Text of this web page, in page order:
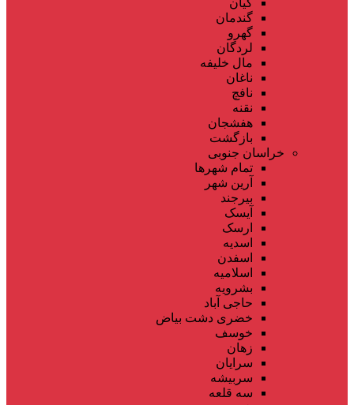
گندمان
گهرو
لردگان
مال خلیفه
ناغان
نافچ
نقنه
هفشجان
بازگشت
خراسان جنوبی
تمام شهر‌ها
آرین شهر
بیرجند
آیسک
ارسک
اسدیه
اسفدن
اسلامیه
بشرویه
حاجی آباد
خضری دشت بیاض
خوسف
زهان
سرایان
سربیشه
سه قلعه